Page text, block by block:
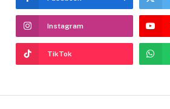
Instagram
TikTok